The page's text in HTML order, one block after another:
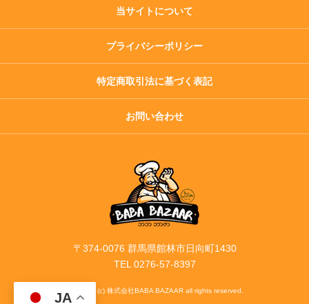
JA
当サイトについて
プライバシーポリシー
特定商取引法に基づく表記
お問い合わせ
〒374-0076 群馬県館林市日向町1430
TEL 0276-57-8397
copyright (c) 株式会社BABA BAZAAR all rights reserved.